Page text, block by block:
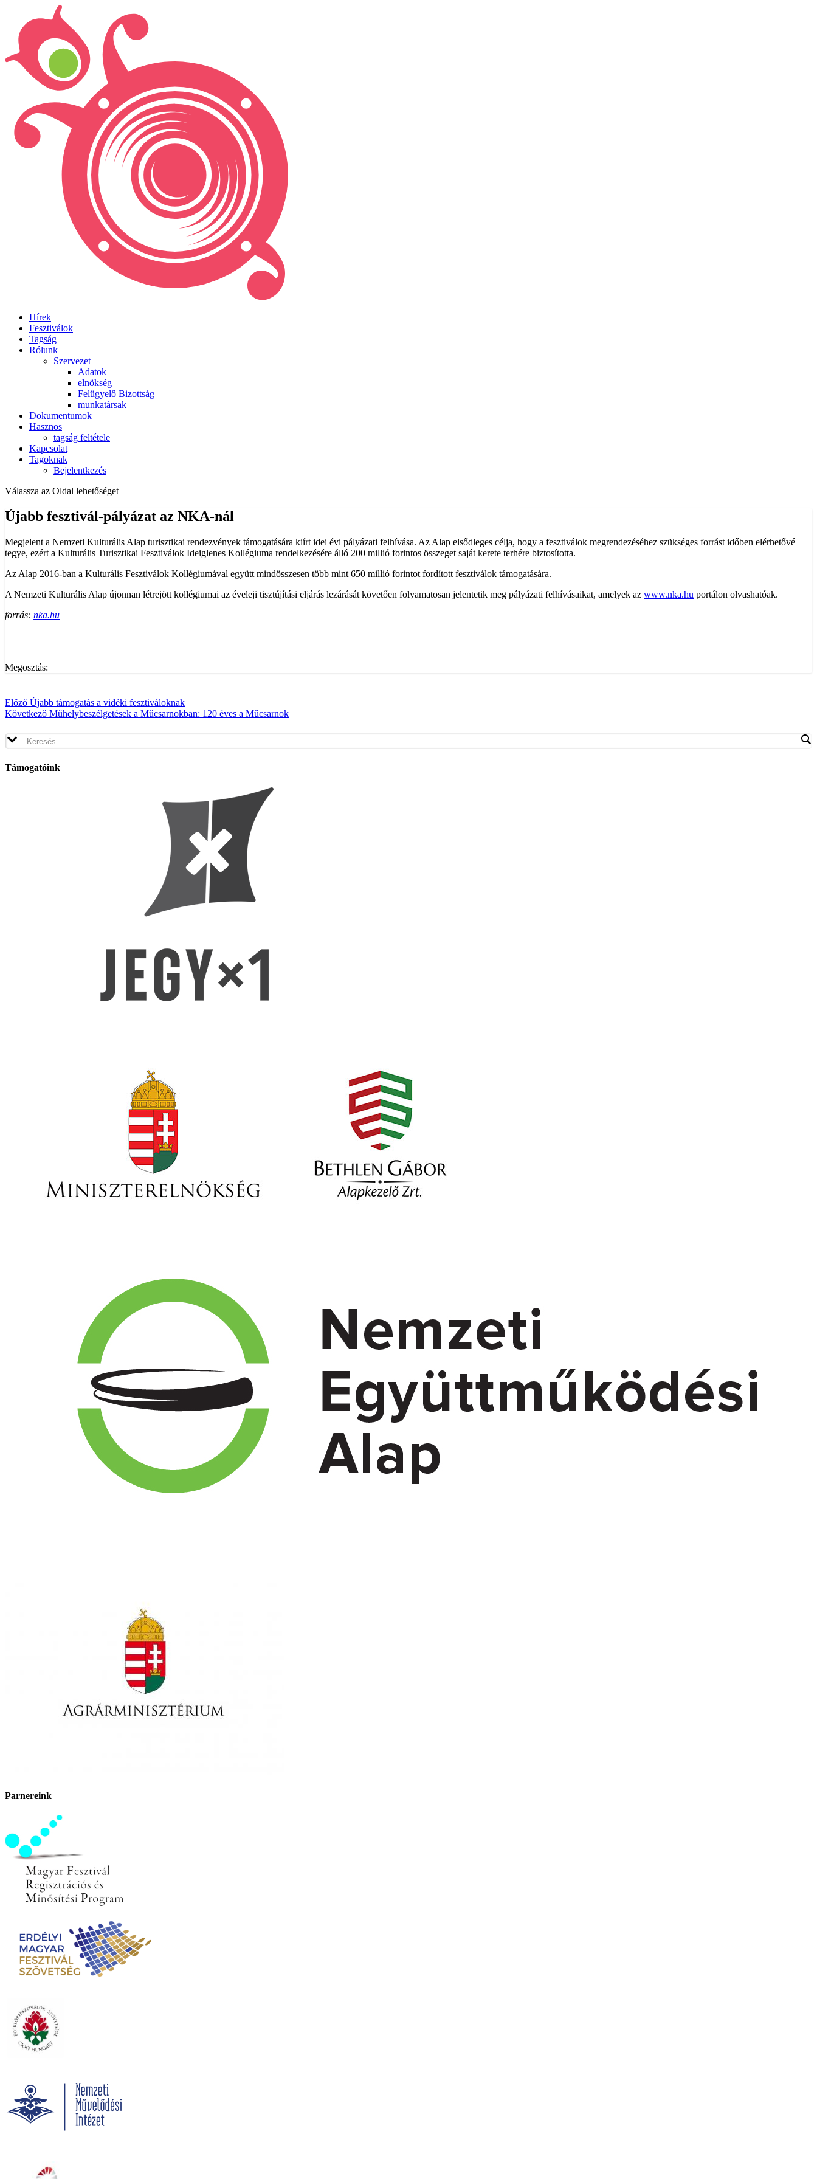
Hírek
Fesztiválok
Tagság
Rólunk
Szervezet
Adatok
elnökség
Felügyelő Bizottság
munkatársak
Dokumentumok
Hasznos
tagság feltétele
Kapcsolat
Tagoknak
Bejelentkezés
Válassza az Oldal lehetőséget
Újabb fesztivál-pályázat az NKA-nál
Megjelent a Nemzeti Kulturális Alap turisztikai rendezvények támogatására kiírt idei évi pályázati felhívása. Az Alap elsődleges célja, hogy a fesztiválok megrendezéséhez szükséges forrást időben elérhetővé
tegye, ezért a Kulturális Turisztikai Fesztiválok Ideiglenes Kollégiuma rendelkezésére álló 200 millió forintos összeget saját kerete terhére biztosította.
Az Alap 2016-ban a Kulturális Fesztiválok Kollégiumával együtt mindösszesen több mint 650 millió forintot fordított fesztiválok támogatására.
A Nemzeti Kulturális Alap újonnan létrejött kollégiumai az éveleji tisztújítási eljárás lezárását követően folyamatosan jelentetik meg pályázati felhívásaikat, amelyek az www.nka.hu portálon olvashatóak.
forrás: nka.hu
Megosztás:
Előző Újabb támogatás a vidéki fesztiváloknak
Következő Műhelybeszélgetések a Műcsarnokban: 120 éves a Műcsarnok
Támogatóink
Parnereink